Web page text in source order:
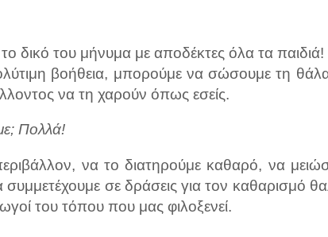
δικό του μήνυμα με αποδέκτες όλα τα παιδιά!
βοήθεια, μπορούμε να σώσουμε τη
να τη χαρούν όπως εσείς.
Πολλά!
να το διατηρούμε καθαρό, να
σε δράσεις για τον καθαρισμό
του τόπου που μας φιλοξενεί.